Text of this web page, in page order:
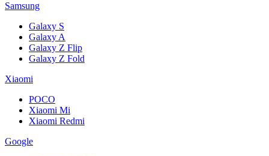
Samsung
Galaxy S
Galaxy A
Galaxy Z Flip
Galaxy Z Fold
Xiaomi
POCO
Xiaomi Mi
Xiaomi Redmi
Google